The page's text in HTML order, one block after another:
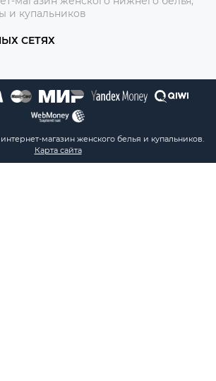
и купальников
СЕТЯХ
магазин женского белья и купальников.
Карта сайта